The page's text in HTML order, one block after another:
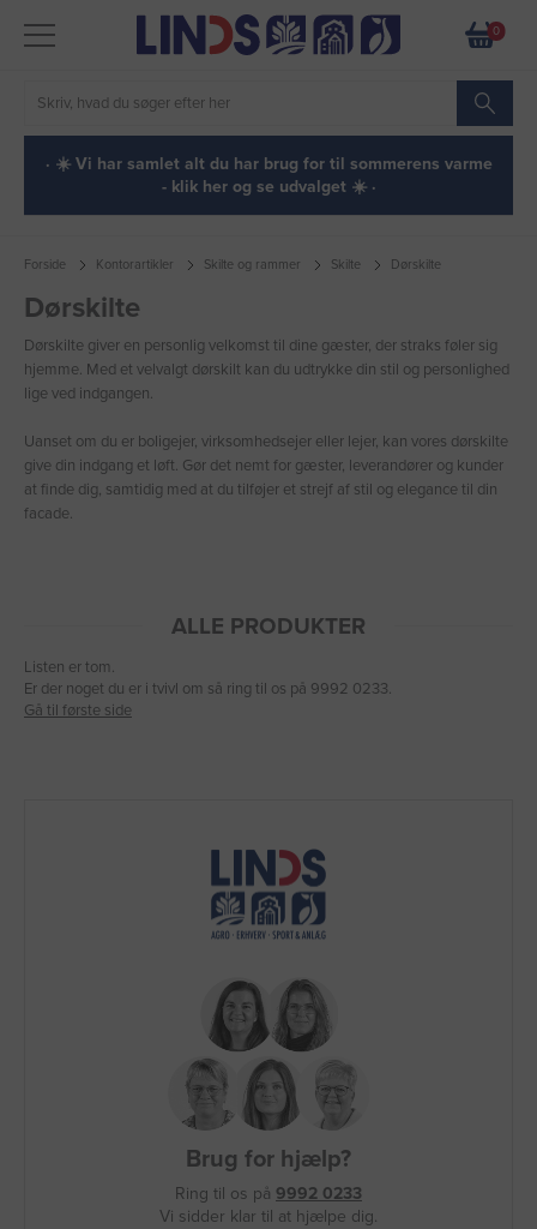
0
· ☀️ Vi har samlet alt du har brug for til sommerens varme
- klik her og se udvalget ☀️ ·
Forside Kontorartikler Skilte og rammer Skilte Dørskilte
Dørskilte
Dørskilte giver en personlig velkomst til dine gæster, der straks føler sig
hjemme. Med et velvalgt dørskilt kan du udtrykke din stil og personlighed
lige ved indgangen.
Uanset om du er boligejer, virksomhedsejer eller lejer, kan vores dørskilte
give din indgang et løft. Gør det nemt for gæster, leverandører og kunder
at finde dig, samtidig med at du tilføjer et strejf af stil og elegance til din
facade.
ALLE PRODUKTER
Listen er tom.
Er der noget du er i tvivl om så ring til os på 9992 0233.
Gå til første side
Brug for hjælp?
Ring til os på 9992 0233
Vi sidder klar til at hjælpe dig.